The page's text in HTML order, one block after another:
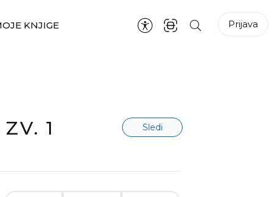
KNJIGE Prijava
1 Sledi